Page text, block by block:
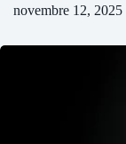
novembre 12, 2025